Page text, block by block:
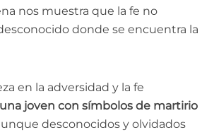
nos muestra que la fe no
donde se encuentra la
en la adversidad y la fe
joven con símbolos de martirio
desconocidos y olvidados